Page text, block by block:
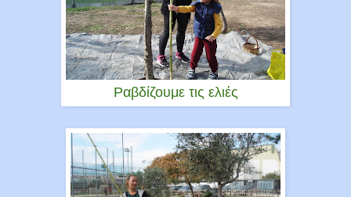
Ραβδίζουμε τις ελιές